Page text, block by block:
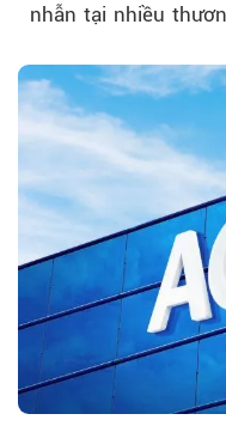
nhẫn tại nhiều